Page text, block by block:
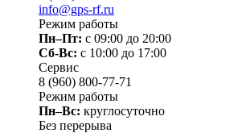
info@gps-rf.ru
Режим работы
Пн–Пт: с 09:00 до 20:00
Сб-Вс: c 10:00 до 17:00
Сервис
8 (960) 800-77-71
Режим работы
Пн–Вс: круглосуточно
Без перерыва